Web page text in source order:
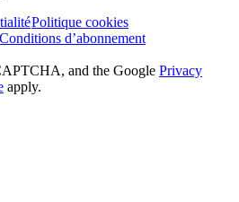
Politique cookies
Conditions d’abonnement
and the Google Privacy
apply.